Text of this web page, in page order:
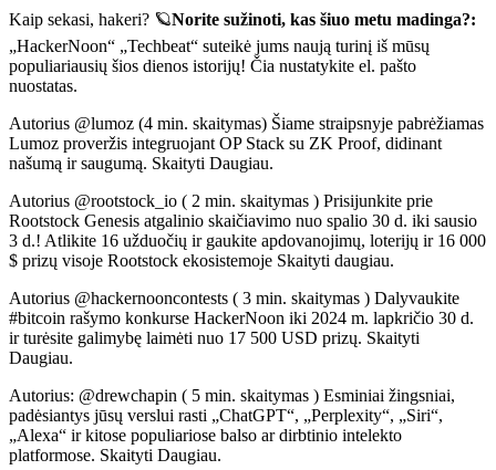
Kaip sekasi, hakeri? 🪐Norite sužinoti, kas šiuo metu madinga?:
„HackerNoon“ „Techbeat“ suteikė jums naują turinį iš mūsų
populiariausių šios dienos istorijų! Čia nustatykite el. pašto
nuostatas.
Autorius @lumoz (4 min. skaitymas) Šiame straipsnyje pabrėžiamas
Lumoz proveržis integruojant OP Stack su ZK Proof, didinant
našumą ir saugumą. Skaityti Daugiau.
Autorius @rootstock_io ( 2 min. skaitymas ) Prisijunkite prie
Rootstock Genesis atgalinio skaičiavimo nuo spalio 30 d. iki sausio
3 d.! Atlikite 16 užduočių ir gaukite apdovanojimų, loterijų ir 16 000
$ prizų visoje Rootstock ekosistemoje Skaityti daugiau.
Autorius @hackernooncontests ( 3 min. skaitymas ) Dalyvaukite
#bitcoin rašymo konkurse HackerNoon iki 2024 m. lapkričio 30 d.
ir turėsite galimybę laimėti nuo 17 500 USD prizų. Skaityti
Daugiau.
Autorius: @drewchapin ( 5 min. skaitymas ) Esminiai žingsniai,
padėsiantys jūsų verslui rasti „ChatGPT“, „Perplexity“, „Siri“,
„Alexa“ ir kitose populiariose balso ar dirbtinio intelekto
platformose. Skaityti Daugiau.